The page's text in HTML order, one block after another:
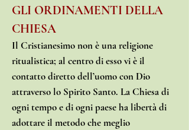
GLI ORDINAMENTI DELLA
CHIESA
Il Cristianesimo non è una religione
ritualistica; al centro di esso vi è il
contatto diretto dell’uomo con Dio
attraverso lo Spirito Santo. La Chiesa di
ogni tempo e di ogni paese ha libertà di
adottare il metodo che meglio